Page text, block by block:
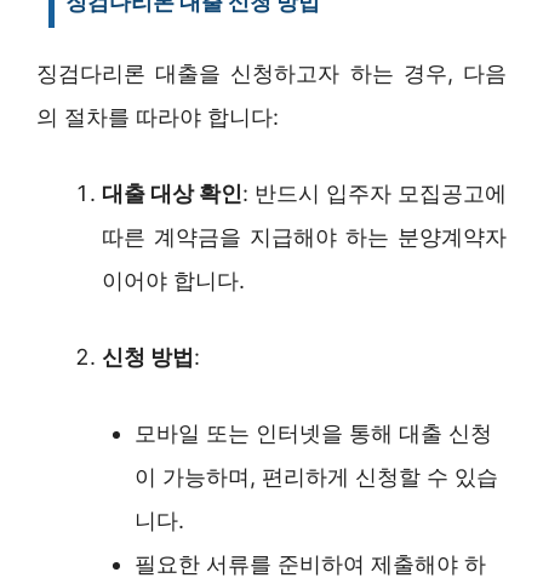
징검다리론 대출을 신청하고자 하는 경우, 다음
의 절차를 따라야 합니다:
대출 대상 확인: 반드시 입주자 모집공고에
따른 계약금을 지급해야 하는 분양계약자
이어야 합니다.
신청 방법:
모바일 또는 인터넷을 통해 대출 신청
이 가능하며, 편리하게 신청할 수 있습
니다.
필요한 서류를 준비하여 제출해야 하